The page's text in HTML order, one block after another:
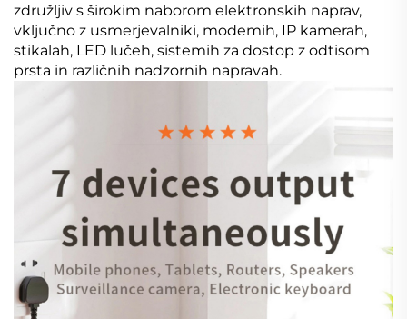
združljiv s širokim naborom elektronskih naprav,
vključno z usmerjevalniki, modemih, IP kamerah,
stikalah, LED lučeh, sistemih za dostop z odtisom
prsta in različnih nadzornih napravah.